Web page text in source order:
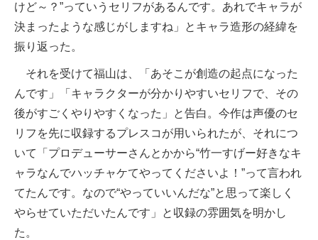
けど～？”っていうセリフがあるんです。あれでキャラが
決まったような感じがしますね」とキャラ造形の経緯を
振り返った。
それを受けて福山は、「あそこが創造の起点になった
んです」「キャラクターが分かりやすいセリフで、その
後がすごくやりやすくなった」と告白。今作は声優のセ
リフを先に収録するプレスコが用いられたが、それにつ
いて「プロデューサーさんとかから“竹一すげー好きなキ
ャラなんでハッチャケてやってくださいよ！”って言われ
てたんです。なので“やっていいんだな”と思って楽しく
やらせていただいたんです」と収録の雰囲気を明かし
た。